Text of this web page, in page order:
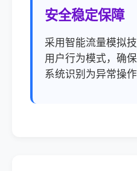
安全稳定保障
采用智能流量模拟
用户行为模式，确
系统识别为异常操作